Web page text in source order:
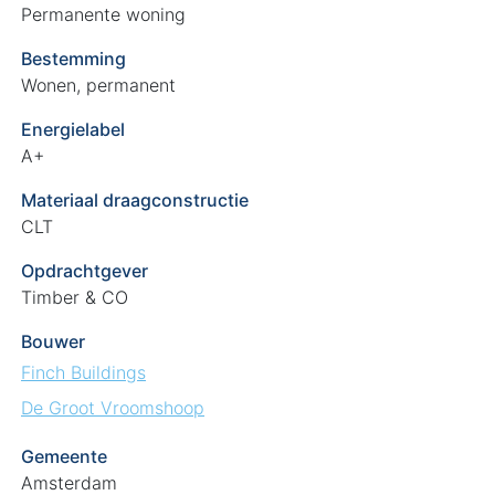
Permanente woning
Bestemming
Wonen, permanent
Energielabel
A+
Materiaal draagconstructie
CLT
Opdrachtgever
Timber & CO
Bouwer
Finch Buildings
De Groot Vroomshoop
Gemeente
Amsterdam